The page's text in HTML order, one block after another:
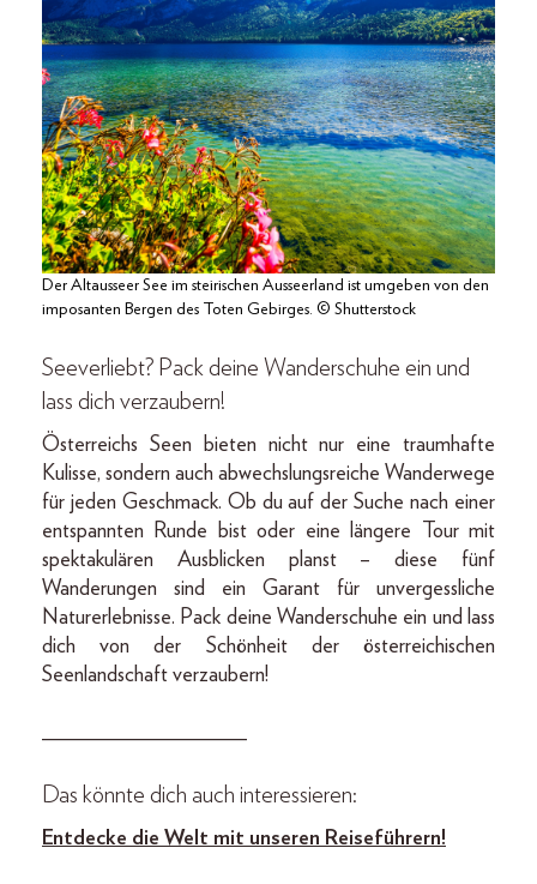
Der Altausseer See im steirischen Ausseerland ist umgeben von den
imposanten Bergen des Toten Gebirges. © Shutterstock
Seeverliebt? Pack deine Wanderschuhe ein und
lass dich verzaubern!
Österreichs Seen bieten nicht nur eine traumhafte
Kulisse, sondern auch abwechslungsreiche Wanderwege
für jeden Geschmack. Ob du auf der Suche nach einer
entspannten Runde bist oder eine längere Tour mit
spektakulären Ausblicken planst – diese fünf
Wanderungen sind ein Garant für unvergessliche
Naturerlebnisse. Pack deine Wanderschuhe ein und lass
dich von der Schönheit der österreichischen
Seenlandschaft verzaubern!
___________________
Das könnte dich auch interessieren:
Entdecke die Welt mit unseren Reiseführern!